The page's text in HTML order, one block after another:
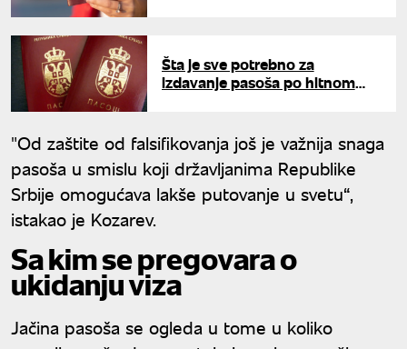
Šta je sve potrebno za
izdavanje pasoša po hitnom
"Od zaštite od falsifikovanja još je važnija snaga
pasoša u smislu koji državljanima Republike
Srbije omogućava lakše putovanje u svetu“,
istakao je Kozarev.
Sa kim se pregovara o
ukidanju viza
Jačina pasoša se ogleda u tome u koliko